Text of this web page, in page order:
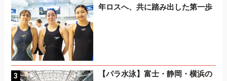
年ロスへ、共に踏み出した第一歩
【パラ水泳】富士・静岡・横浜の